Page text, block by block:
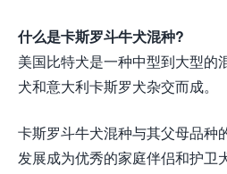
什么是卡斯罗斗牛犬混种?
美国比特犬是一种中型到大型的
犬和意大利卡斯罗犬杂交而成。
卡斯罗斗牛犬混种与其父母品种
发展成为优秀的家庭伴侣和护卫犬